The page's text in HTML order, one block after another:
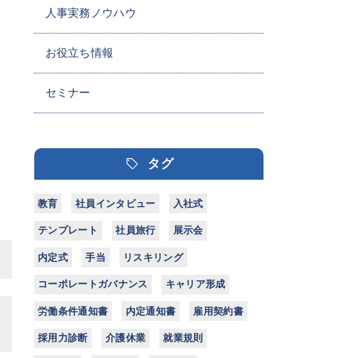
人事実務ノウハウ
お役立ち情報
セミナー
タグ
教育 社員インタビュー 入社式
テンプレート 社員旅行 展示会
内定式 手当 リスキリング
コーポレートガバナンス キャリア形成
労働条件通知書 内定通知書 雇用契約書
採用力診断 介護休業 就業規則